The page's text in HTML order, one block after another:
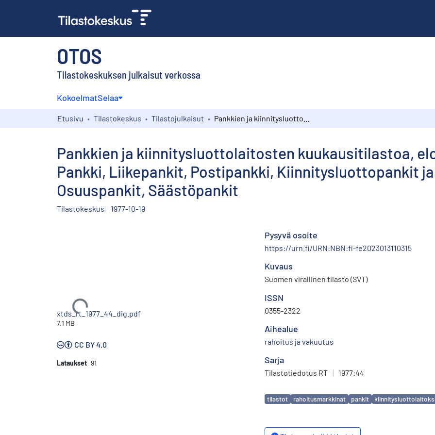
OTOS
Tilastokeskuksen julkaisut verkossa
KokoelmatSelaa
Etusivu Tilastokeskus Tilastojulkaisut
Pankkien ja kiinnitysluottolaitosten kuukausitilastoa,
Pankki, Liikepankit, Postipankki, Kiinnitysluottopankit
Osuuspankit, Säästöpankit
Tilastokeskus 1977-10-19
Ladataan...
xtds_rt_1977_44_dig.pdf
7.1 MB
CC BY 4.0
Lataukset 91
Pysyvä osoite
https://urn.fi/URN:NBN:fi-fe2023013110315
Kuvaus
Suomen virallinen tilasto (SVT)
ISSN
0355-2322
Aihealue
rahoitus ja vakuutus
Sarja
Tilastotiedotus RT | 1977:44
Avainsanat
tilastot rahoitusmarkkinat pankit